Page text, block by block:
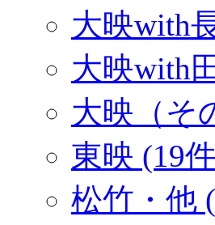
大映with
大映with
大映（そ
東映 (19
松竹・他